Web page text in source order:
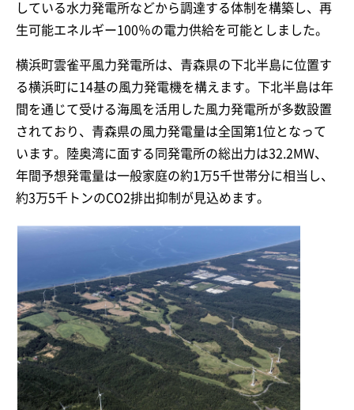
している水力発電所などから調達する体制を構築し、再
生可能エネルギー100％の電力供給を可能としました。
横浜町雲雀平風力発電所は、青森県の下北半島に位置す
る横浜町に14基の風力発電機を構えます。下北半島は年
間を通じて受ける海風を活用した風力発電所が多数設置
されており、青森県の風力発電量は全国第1位となって
います。陸奥湾に面する同発電所の総出力は32.2MW、
年間予想発電量は一般家庭の約1万5千世帯分に相当し、
約3万5千トンのCO2排出抑制が見込めます。